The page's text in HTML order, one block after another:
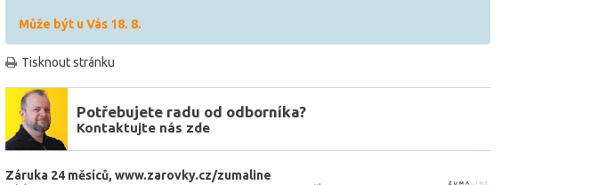
Může být u Vás 18. 8.
Tisknout stránku
Potřebujete radu od odborníka?
Kontaktujte nás zde
Záruka 24 měsíců www.zarovky.cz/zumaline